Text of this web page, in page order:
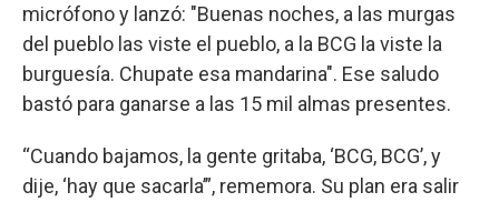
micrófono y lanzó: "Buenas noches, a las murgas
del pueblo las viste el pueblo, a la BCG la viste la
burguesía. Chupate esa mandarina". Ese saludo
bastó para ganarse a las 15 mil almas presentes.
“Cuando bajamos, la gente gritaba, ‘BCG, BCG’, y
dije, ‘hay que sacarla’”, rememora. Su plan era salir